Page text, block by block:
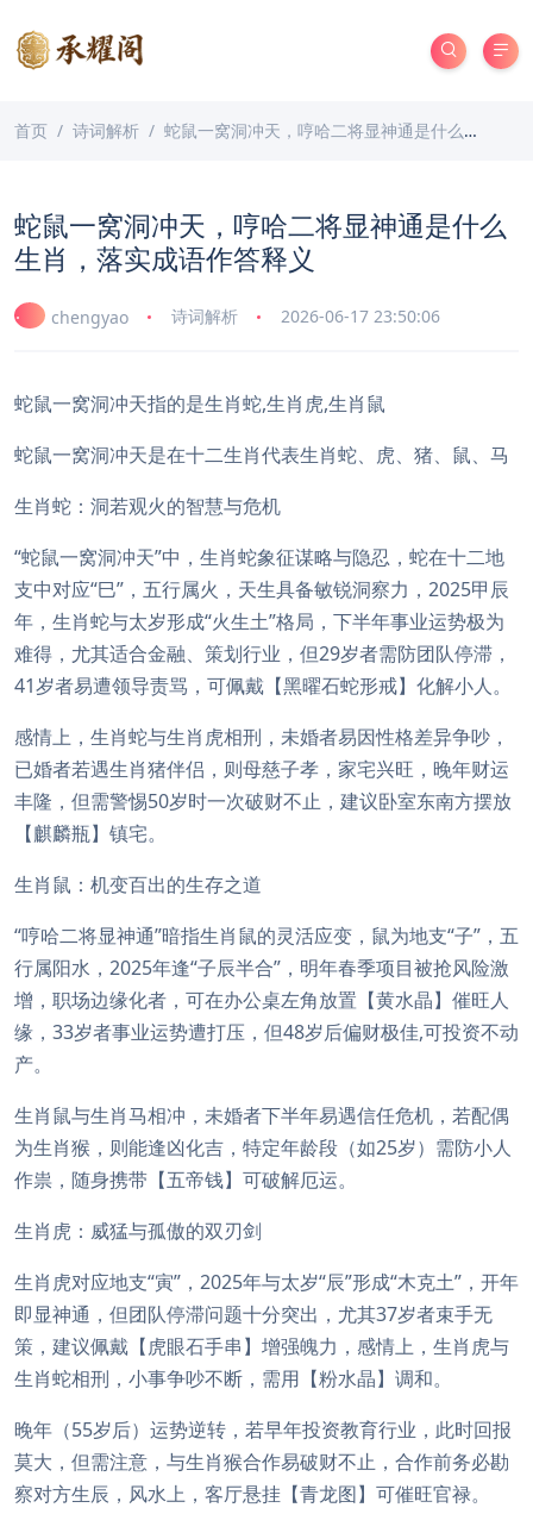
首页 诗词解析 蛇鼠一窝洞冲天，哼哈二将显神通是什么生肖，落实成语作答释义
蛇鼠一窝洞冲天，哼哈二将显神通是什么
生肖，落实成语作答释义
chengyao 诗词解析 2026-06-17 23:50:06
蛇鼠一窝洞冲天指的是生肖蛇,生肖虎,生肖鼠
蛇鼠一窝洞冲天是在十二生肖代表生肖蛇、虎、猪、鼠、马
生肖蛇：洞若观火的智慧与危机
“蛇鼠一窝洞冲天”中，生肖蛇象征谋略与隐忍，蛇在十二地
支中对应“巳”，五行属火，天生具备敏锐洞察力，2025甲辰
年，生肖蛇与太岁形成“火生土”格局，下半年事业运势极为
难得，尤其适合金融、策划行业，但29岁者需防团队停滞，
41岁者易遭领导责骂，可佩戴【黑曜石蛇形戒】化解小人。
感情上，生肖蛇与生肖虎相刑，未婚者易因性格差异争吵，
已婚者若遇生肖猪伴侣，则母慈子孝，家宅兴旺，晚年财运
丰隆，但需警惕50岁时一次破财不止，建议卧室东南方摆放
【麒麟瓶】镇宅。
生肖鼠：机变百出的生存之道
“哼哈二将显神通”暗指生肖鼠的灵活应变，鼠为地支“子”，五
行属阳水，2025年逢“子辰半合”，明年春季项目被抢风险激
增，职场边缘化者，可在办公桌左角放置【黄水晶】催旺人
缘，33岁者事业运势遭打压，但48岁后偏财极佳,可投资不动
产。
生肖鼠与生肖马相冲，未婚者下半年易遇信任危机，若配偶
为生肖猴，则能逢凶化吉，特定年龄段（如25岁）需防小人
作祟，随身携带【五帝钱】可破解厄运。
生肖虎：威猛与孤傲的双刃剑
生肖虎对应地支“寅”，2025年与太岁“辰”形成“木克土”，开年
即显神通，但团队停滞问题十分突出，尤其37岁者束手无
策，建议佩戴【虎眼石手串】增强魄力，感情上，生肖虎与
生肖蛇相刑，小事争吵不断，需用【粉水晶】调和。
晚年（55岁后）运势逆转，若早年投资教育行业，此时回报
莫大，但需注意，与生肖猴合作易破财不止，合作前务必勘
察对方生辰，风水上，客厅悬挂【青龙图】可催旺官禄。